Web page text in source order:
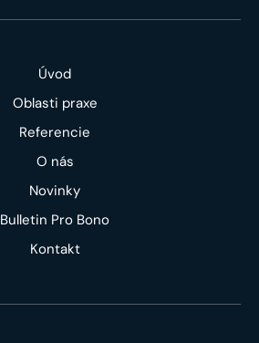
Úvod
Oblasti praxe
Referencie
O nás
Novinky
Bulletin Pro Bono
Kontakt